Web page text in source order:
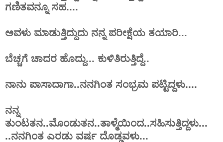
ಗಣಿತವನ್ನೂ ಸಹ....
ಅವಳು ಮಾಡುತ್ತಿದ್ದುದು ನನ್ನ ಪರೀಕ್ಷೆಯ ತಯಾರಿ...
ಬೆಚ್ಚಗೆ ಚಾದರ ಹೊದ್ದು... ಕುಳಿತಿರುತ್ತಿದ್ದೆ..
ನಾನು ಪಾಸಾದಾಗಾ..ನನಗಿಂತ ಸಂಭ್ರಮ ಪಟ್ಟಿದ್ದಳು....
ನನ್ನ
ತುಂಟತನ..ಮೊಂಡುತನ..ತಾಳ್ಮೆಯಿಂದ..ಸಹಿಸುತ್ತಿದ್ದಳು...
..ನನಗಿಂತ ಎರಡು ವರ್ಷ ದೊಡ್ಡವಳು...